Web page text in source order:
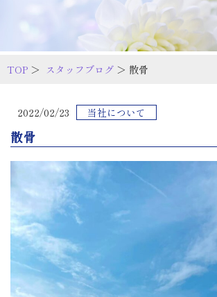
TOP ＞ スタッフブログ ＞ 散骨
2022/02/23 当社について
散骨